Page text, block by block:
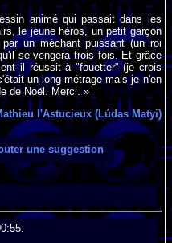
animé qui passait dans les
le jeune héros, un petit garçon
un méchant puissant (un roi
se vengera trois fois. Et grâce
il réussit à "fouetter" (je crois
un long-métrage mais je n'en
de Noël. Merci. »
l'Astucieux (Lúdas Matyi)
une suggestion